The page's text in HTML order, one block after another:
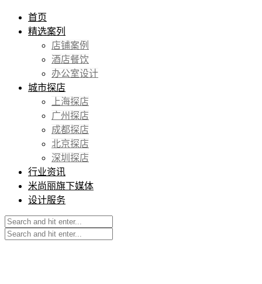
首页
精选案列
店铺案例
酒店餐饮
办公室设计
城市探店
上海探店
广州探店
成都探店
北京探店
深圳探店
行业资讯
米尚丽旗下媒体
设计服务